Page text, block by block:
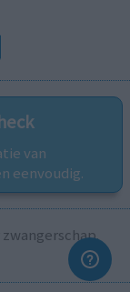
van
eenvoudig.